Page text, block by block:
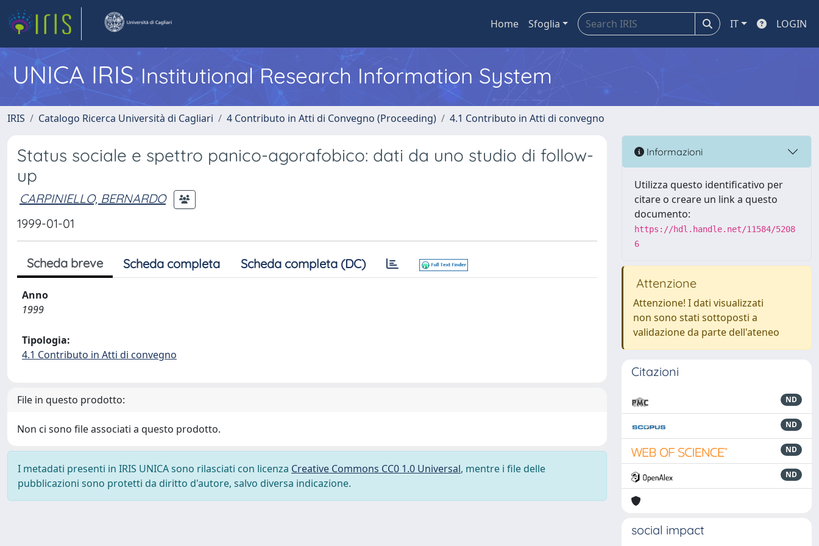
Home Sfoglia IT LOGIN
UNICA IRISInstitutional Research Information System
IRIS Catalogo Ricerca Università di Cagliari 4 Contributo in Atti di Convegno (Proceeding) 4.1 Contributo in Atti di convegno
Status sociale e spettro panico-agorafobico: dati da uno studio di follow-
up
CARPINIELLO, BERNARDO
1999-01-01
Scheda breve Scheda completa Scheda completa (DC)
Anno
1999
Tipologia:
4.1 Contributo in Atti di convegno
File in questo prodotto:
Non ci sono file associati a questo prodotto.
I metadati presenti in IRIS UNICA sono rilasciati con licenza Creative Commons CC0 1.0 Universal, mentre i file delle
pubblicazioni sono protetti da diritto d'autore, salvo diversa indicazione.
Informazioni
Utilizza questo identificativo per
citare o creare un link a questo
documento:
https://hdl.handle.net/11584/5208
6
Attenzione
Attenzione! I dati visualizzati
non sono stati sottoposti a
validazione da parte dell'ateneo
Citazioni
ND
ND
ND
ND
social impact